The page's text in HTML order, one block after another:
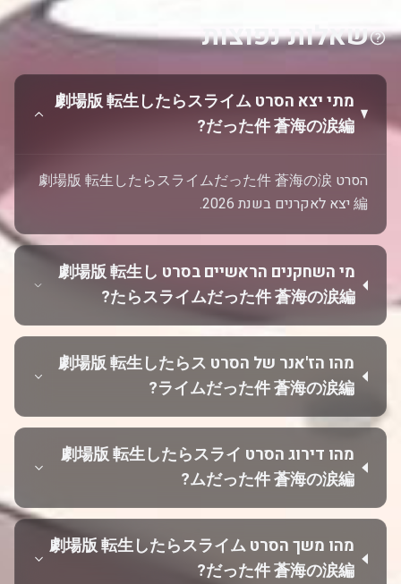
שאלות נפוצות
מתי יצא הסרט 劇場版 転生したらスライム
だった件 蒼海の涙編?
הסרט 劇場版 転生したらスライムだった件 蒼海の涙
編 יצא לאקרנים בשנת 2026.
מי השחקנים הראשיים בסרט 劇場版 転生し
たらスライムだった件 蒼海の涙編?
מהו הז'אנר של הסרט 劇場版 転生したらス
ライムだった件 蒼海の涙編?
מהו דירוג הסרט 劇場版 転生したらスライ
ムだった件 蒼海の涙編?
מהו משך הסרט 劇場版 転生したらスライム
だった件 蒼海の涙編?